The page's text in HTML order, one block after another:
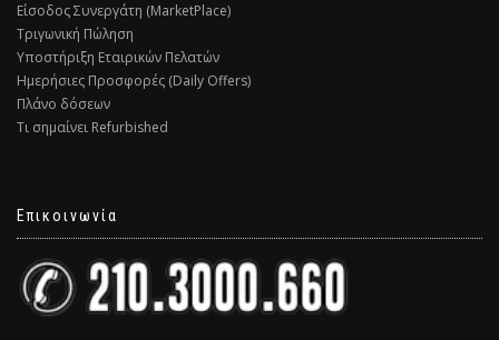
Είσοδος Συνεργάτη (MarketPlace)
Τριγωνική Πώληση
Υποστήριξη Εταιρικών Πελατών
Ημερήσιες Προσφορές (Daily Offers)
Πλάνο δόσεων
Τι σημαίνει Refurbished
Επικοινωνία